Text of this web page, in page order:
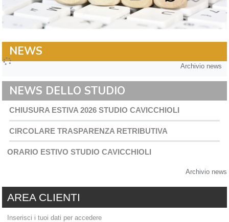
NEWS
Archivio news
NEWS DELLO STUDIO
CHIUSURA ESTIVA 2026 STUDIO CAVICCHIOLI
CIRCOLARE TRASPARENZA RETRIBUTIVA
ORARIO ESTIVO STUDIO CAVICCHIOLI
Archivio news
AREA CLIENTI
Inserisci i tuoi dati per accedere